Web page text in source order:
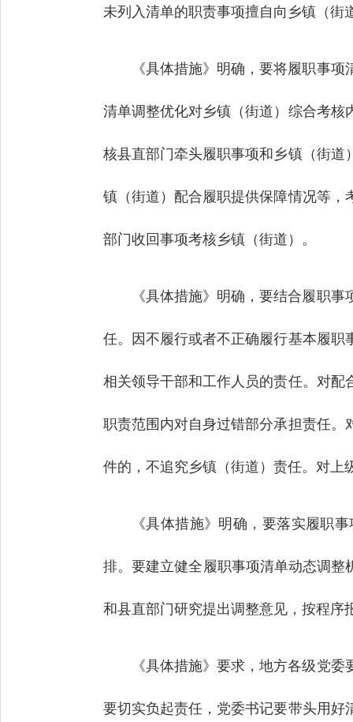
未列入清单的职责事项擅自向乡镇（街
《具体措施》明确，要将履职事
清单调整优化对乡镇（街道）综合考
核县直部门牵头履职事项和乡镇（街
镇（街道）配合履职提供保障情况等
部门收回事项考核乡镇（街道）。
《具体措施》明确，要结合履职
任。因不履行或者不正确履行基本履
相关领导干部和工作人员的责任。对
职责范围内对自身过错部分承担责任
件的，不追究乡镇（街道）责任。对上
《具体措施》明确，要落实履职
排。要建立健全履职事项清单动态调整
和县直部门研究提出调整意见，按程序
《具体措施》要求，地方各级党
要切实负起责任，党委书记要带头用